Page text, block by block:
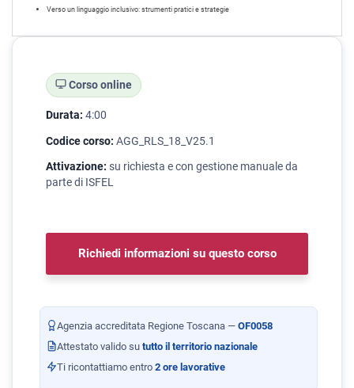
Verso un linguaggio inclusivo: strumenti pratici e strategie
Corso online
Durata: 4:00
Codice corso: AGG_RLS_18_V25.1
Attivazione: su richiesta e con gestione manuale da
parte di ISFEL
Richiedi informazioni su questo corso
Agenzia accreditata Regione Toscana — OF0058
Attestato valido su tutto il territorio nazionale
Ti ricontattiamo entro 2 ore lavorative